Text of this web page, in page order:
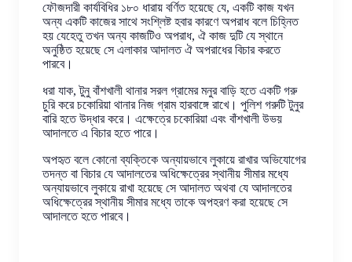
ফৌজদারী কার্যবিধির ১৮০ ধারায় বর্ণিত হয়েছে যে, একটি কাজ যখন
অন্য একটি কাজের সাথে সংশ্লিষ্ট হবার কারণে অপরাধ বলে চিহ্নিত
হয় যেহেতু তখন অন্য কাজটিও অপরাধ, ঐ কাজ দুটি যে স্থানে
অনুষ্ঠিত হয়েছে সে এলাকার আদালত ঐ অপরাধের বিচার করতে
পারবে।
ধরা যাক, টুনু বাঁশখালী থানার সরল গ্রামের মনুর বাড়ি হতে একটি গরু
চুরি করে চকোরিয়া থানার নিজ গ্রাম হারবাঙ্গে রাখে। পুলিশ গরুটি টুনুর
বারি হতে উদ্ধার করে। এক্ষেত্রে চকোরিয়া এবং বাঁশখালী উভয়
আদালতে এ বিচার হতে পারে।
অপহৃত বলে কোনো ব্যক্তিকে অন্যায়ভাবে লুকায়ে রাখার অভিযোগের
তদন্ত বা বিচার যে আদালতের অধিক্ষেত্রের স্থানীয় সীমার মধ্যে
অন্যায়ভাবে লুকায়ে রাখা হয়েছে সে আদালত অথবা যে আদালতের
অধিক্ষেত্রের স্থানীয় সীমার মধ্যে তাকে অপহরণ করা হয়েছে সে
আদালতে হতে পারবে।